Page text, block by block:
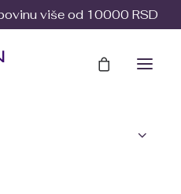
više od 10000 RSD